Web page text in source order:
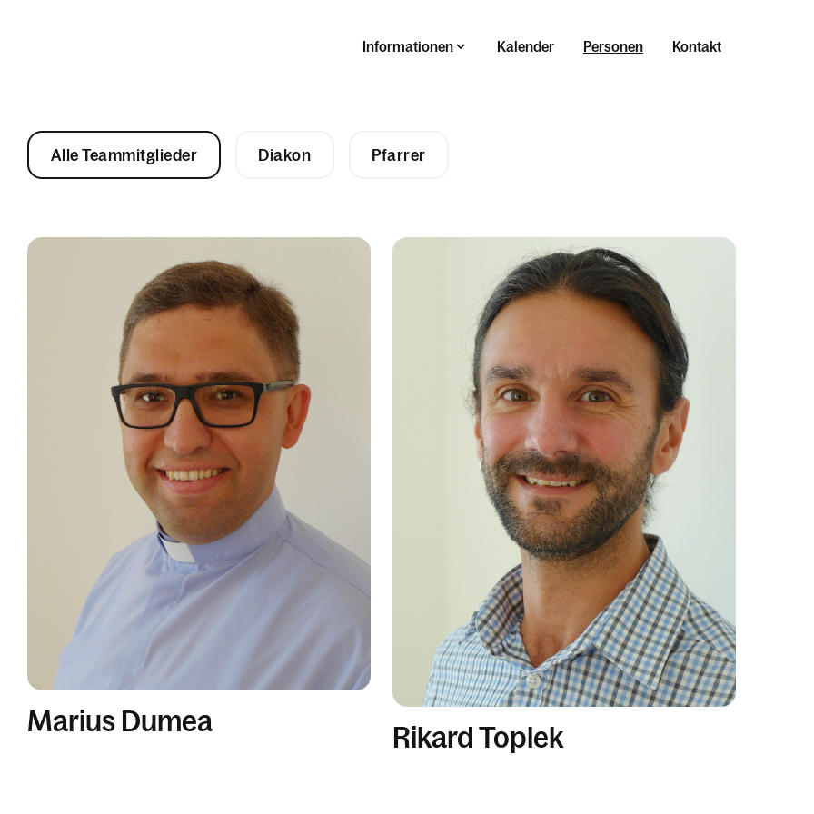
Informationen Kalender Personen Kontakt
Alle Teammitglieder Diakon Pfarrer
Marius Dumea
Rikard Toplek